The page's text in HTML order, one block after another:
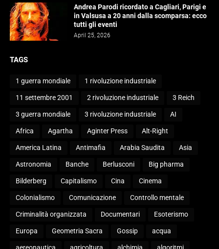
Andrea Parodi ricordato a Cagliari, Parigi e
in Valsusa a 20 anni dalla scomparsa: ecco
tutti gli eventi
April 25, 2026
TAGS
1 guerra mondiale 1 rivoluzione industriale
11 settembre 2001 2 rivoluzione industriale 3 Reich
3 guerra mondiale 3 rivoluzione industriale AI
Africa Agartha Aginter Press Alt-Right
America Latina Antimafia Arabia Saudita Asia
Astronomia Banche Berlusconi Big pharma
Bilderberg Capitalismo Cina Cinema
Colonialismo Comunicazione Controllo mentale
Criminalità organizzata Documentari Esoterismo
Europa Geometria Sacra Gossip acqua